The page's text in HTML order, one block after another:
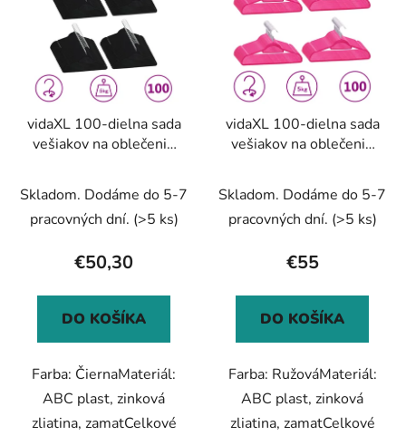
vidaXL 100-dielna sada
vešiakov na oblečenie
zamatová
Skladom. Dodáme do 5-7
pracovných dní. (>5 ks)
€50,30
DO KOŠÍKA
Farba: ČiernaMateriál:
ABC plast, zinková
zliatina, zamatCelkové
vidaXL 100-dielna sada
vešiakov na oblečenie
zamatová
Skladom. Dodáme do 5-7
pracovných dní. (>5 ks)
€55
DO KOŠÍKA
Farba: RužováMateriál:
ABC plast, zinková
zliatina, zamatCelkové